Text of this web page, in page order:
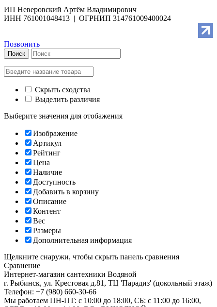
ИП Неверовский Артём Владимирович
ИНН 761001048413 | ОГРНИП 314761009400024
Позвонить
Поиск
Скрыть сходства
Выделить различия
Выберите значения для отобажения
Изображение
Артикул
Рейтинг
Цена
Наличие
Доступность
Добавить в корзину
Описание
Контент
Вес
Размеры
Дополнительная информация
Щелкните снаружи, чтобы скрыть панель сравнения
Сравнение
Интернет-магазин сантехники Водяной
г. Рыбинск, ул. Крестовая д.81, ТЦ 'Парадиз' (цокольный этаж)
Телефон: +7 (980) 660-30-66
Мы работаем ПН-ПТ: с 10:00 до 18:00, СБ: с 11:00 до 16:00,